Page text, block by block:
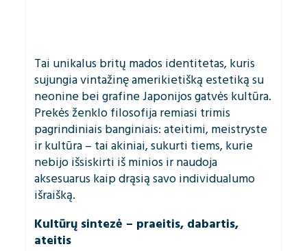
Tai unikalus britų mados identitetas, kuris
sujungia vintažinę amerikietišką estetiką su
neonine bei grafine Japonijos gatvės kultūra.
Prekės ženklo filosofija remiasi trimis
pagrindiniais banginiais: ateitimi, meistryste
ir kultūra – tai akiniai, sukurti tiems, kurie
nebijo išsiskirti iš minios ir naudoja
aksesuarus kaip drąsią savo individualumo
išraišką.
Kultūrų sintezė – praeitis, dabartis,
ateitis